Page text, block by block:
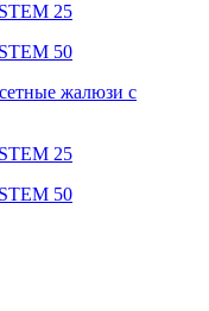
25
50
жалюзи с
25
50